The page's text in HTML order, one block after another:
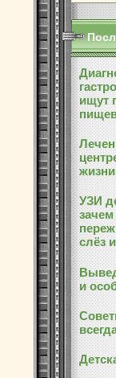
ищут
УЗИ
зачем
слёз
и